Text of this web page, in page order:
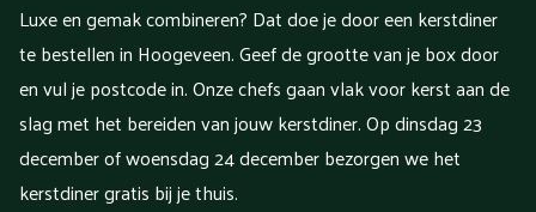
Luxe en gemak combineren? Dat doe je door een kerstdiner
te bestellen in Hoogeveen. Geef de grootte van je box door
en vul je postcode in. Onze chefs gaan vlak voor kerst aan de
slag met het bereiden van jouw kerstdiner. Op dinsdag 23
december of woensdag 24 december bezorgen we het
kerstdiner gratis bij je thuis.